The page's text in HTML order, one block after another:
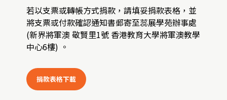
若以支票或轉帳方式捐款，請填妥捐款表格，並
將支票或付款確認通知書郵寄至蕊展學苑辦事處
(新界將軍澳 敬賢里1號 香港教育大學將軍澳教學
中心6樓) 。
捐款表格下載